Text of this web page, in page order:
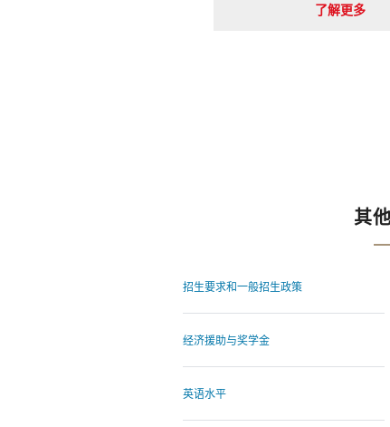
了解更多
其
招生要求和一般招生政策
经济援助与奖学金
英语水平